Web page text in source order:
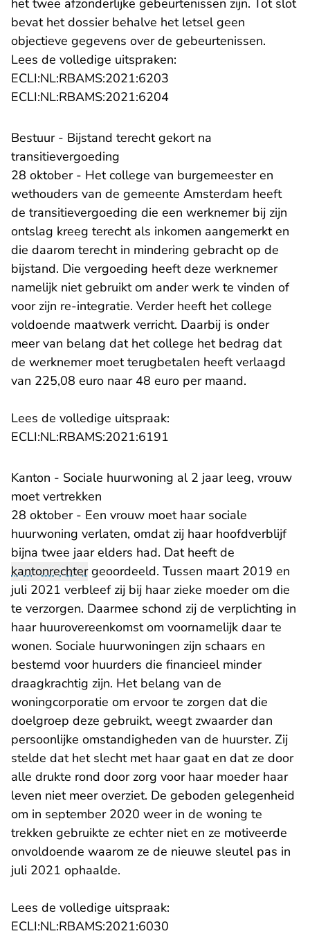
het twee afzonderlijke gebeurtenissen zijn. Tot slot
bevat het dossier behalve het letsel geen
objectieve gegevens over de gebeurtenissen.
Lees de volledige uitspraken:
ECLI:NL:RBAMS:2021:6203
ECLI:NL:RBAMS:2021:6204
Bestuur - Bijstand terecht gekort na
transitievergoeding
28 oktober - Het college van burgemeester en
wethouders van de gemeente Amsterdam heeft
de transitievergoeding die een werknemer bij zijn
ontslag kreeg terecht als inkomen aangemerkt en
die daarom terecht in mindering gebracht op de
bijstand. Die vergoeding heeft deze werknemer
namelijk niet gebruikt om ander werk te vinden of
voor zijn re-integratie. Verder heeft het college
voldoende maatwerk verricht. Daarbij is onder
meer van belang dat het college het bedrag dat
de werknemer moet terugbetalen heeft verlaagd
van 225,08 euro naar 48 euro per maand.
Lees de volledige uitspraak:
ECLI:NL:RBAMS:2021:6191
Kanton - Sociale huurwoning al 2 jaar leeg, vrouw
moet vertrekken
28 oktober - Een vrouw moet haar sociale
huurwoning verlaten, omdat zij haar hoofdverblijf
bijna twee jaar elders had. Dat heeft de
kantonrechtergeoordeeld. Tussen maart 2019 en
juli 2021 verbleef zij bij haar zieke moeder om die
te verzorgen. Daarmee schond zij de verplichting in
haar huurovereenkomst om voornamelijk daar te
wonen. Sociale huurwoningen zijn schaars en
bestemd voor huurders die financieel minder
draagkrachtig zijn. Het belang van de
woningcorporatie om ervoor te zorgen dat die
doelgroep deze gebruikt, weegt zwaarder dan
persoonlijke omstandigheden van de huurster. Zij
stelde dat het slecht met haar gaat en dat ze door
alle drukte rond door zorg voor haar moeder haar
leven niet meer overziet. De geboden gelegenheid
om in september 2020 weer in de woning te
trekken gebruikte ze echter niet en ze motiveerde
onvoldoende waarom ze de nieuwe sleutel pas in
juli 2021 ophaalde.
Lees de volledige uitspraak:
ECLI:NL:RBAMS:2021:6030